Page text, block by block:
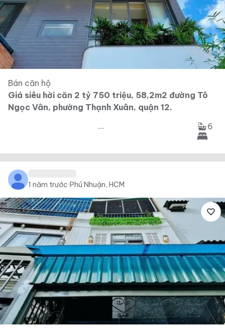
Bán căn hộ
Giá siêu hời căn 2 tỷ 750 triệu, 58,2m2 đường Tô
Ngọc Vân, phường Thạnh Xuân, quận 12.
... 6
1 năm trước·Phú Nhuận, HCM